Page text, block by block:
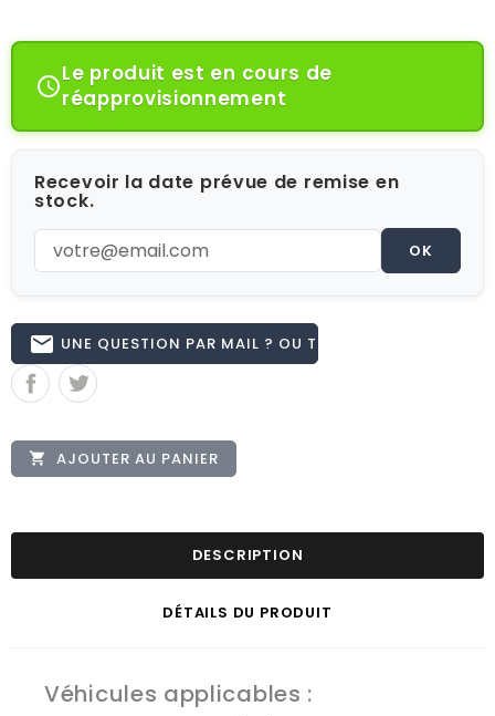
Le produit est en cours de
réapprovisionnement
Recevoir la date prévue de remise en
stock.
OK
email UNE QUESTION PAR MAIL ? OU TÉL 02.51.62.16.59
 AJOUTER AU PANIER
DESCRIPTION
DÉTAILS DU PRODUIT
Véhicules applicables :